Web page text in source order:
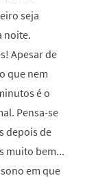
seja
noite.
Apesar de
que nem
é o
Pensa-se
depois de
muito bem...
em que